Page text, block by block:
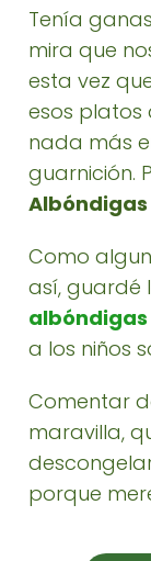
Tenía
mira que
esta vez
esos platos
nada más
guarnición.
Como
así, guardé
albóndigas
a los niños
Comentar
maravilla,
porque